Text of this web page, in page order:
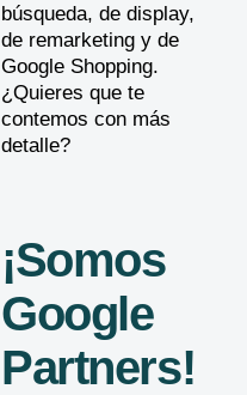
búsqueda, de display,
de remarketing y de
Google Shopping.
¿Quieres que te
contemos con más
detalle?
¡Somos
Google
Partners!